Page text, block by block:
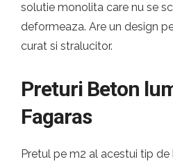
solutie monolita care nu se
deformeaza. Are un design
curat si stralucitor.
Preturi Beton
Fagaras
Pretul pe m2 al acestui tip